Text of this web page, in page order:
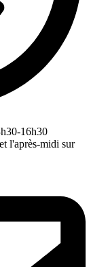
16h30
l'après-midi sur